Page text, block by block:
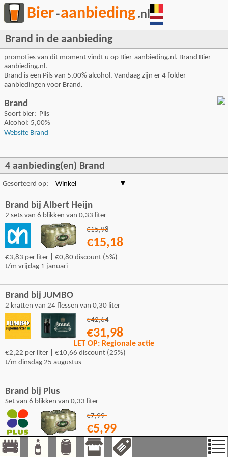
Bier-aanbieding .nl
Brand in de aanbieding
promoties van dit moment vindt u op Bier-aanbieding.nl. Brand Bier-
aanbieding.nl.
Brand is een Pils van 5,00% alcohol. Vandaag zijn er 4 folder
aanbiedingen voor Brand.
Brand
Soort bier: Pils
Alcohol: 5,00%
Website Brand
4 aanbieding(en) Brand
Gesorteerd op: Winkel ▼
Brand bij Albert Heijn
2 sets van 6 blikken van 0,33 liter
€15,98
€15,18
€3,83 per liter | €0,80 discount (5%)
t/m vrijdag 1 januari
Brand bij JUMBO
2 kratten van 24 flessen van 0,30 liter
€42,64
€31,98
LET OP: Regionale actie
€2,22 per liter | €10,66 discount (25%)
t/m dinsdag 25 augustus
Brand bij Plus
Set van 6 blikken van 0,33 liter
€7,99
€5,99
€3,03 per liter | €2,00 discount (25%)
t/m dinsdag 11 augustus